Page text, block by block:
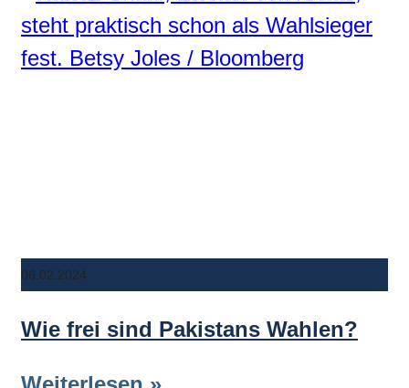
06.02.2024
Wie frei sind Pakistans Wahlen?